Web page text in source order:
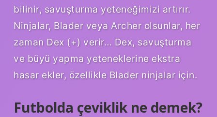
bilinir, savuşturma yeteneğimizi artırır.
Ninjalar, Blader veya Archer olsunlar, her
zaman Dex (+) verir… Dex, savuşturma
ve büyü yapma yeteneklerine ekstra
hasar ekler, özellikle Blader ninjalar için.
Futbolda çeviklik ne demek?